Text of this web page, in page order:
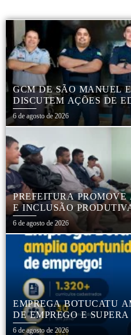
GCM DE SÃO MANUEL
DISCUTEM AÇÕES DE
SEGURANÇA NO
6 de agosto de 2026
PREFEITURA
E INCLUSÃO
6 de agosto de 2026
EMPREGA BOTUCATU
DE EMPREGO E
CADASTRADOS
6 de agosto de 2026